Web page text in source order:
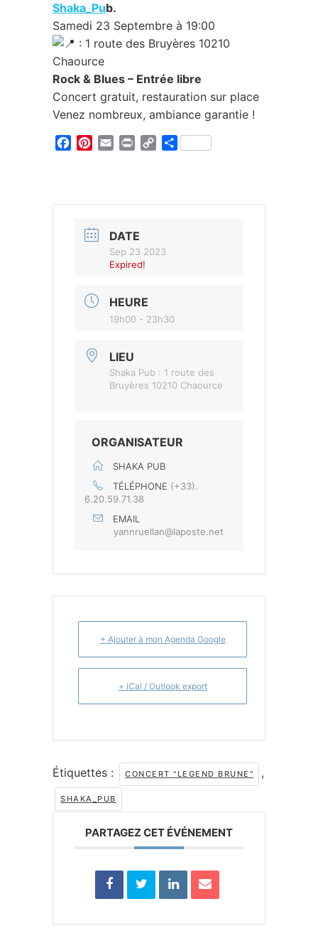
Shaka_Pub.
Samedi 23 Septembre à 19:00
: 1 route des Bruyères 10210
Chaource
Rock & Blues – Entrée libre
Concert gratuit, restauration sur place
Venez nombreux, ambiance garantie !
Facebook
Pinterest
Email Print
CopyPartager
DATE
Sep 23 2023
Expired!
HEURE
19h00 - 23h30
LIEU
Shaka Pub : 1 route des
Bruyères 10210 Chaource
ORGANISATEUR
SHAKA PUB
TÉLÉPHONE (+33).
6.20.59.71.38
EMAIL
yannruellan@laposte.net
+ Ajouter à mon Agenda Google
+ iCal / Outlook export
Étiquettes : CONCERT "LEGEND BRUNE" ,
SHAKA_PUB
PARTAGEZ CET ÉVÉNEMENT